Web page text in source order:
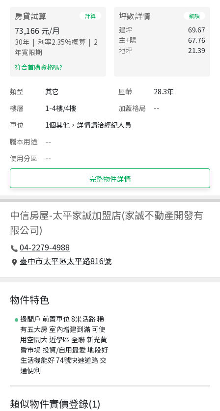
房貸試算 計算
73,166 元/月
30年 | 利率2.35%概算 | 2
年寬限期
​符合首購資格嗎?
坪數詳情 細項
建坪
69.67
主+陽
67.76
地坪
21.39
類型 其它 屋齡
28.3年
樓層
1-4樓/4樓 加蓋格局
--
車位
1個其他，詳情請洽經紀人員
謄本用途
--
使用分區
--
完整物件詳情
中信房屋-太平家誠加盟店(家誠不動產開發有
限公司)
04-2279-4988
臺中市太平區太平路816號
物件特色
邊間戶 前置車位 8米活路 稀
有五大房 室內增建到滿 可使
用空間大 近學區 全聯 新光黃
昏市場 投資/自用最愛 地段好
生活機能好 74號快速道路 交
通便利
類似物件實價登錄(1)